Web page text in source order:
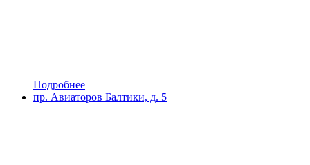
Подробнее
пр. Авиаторов Балтики, д. 5